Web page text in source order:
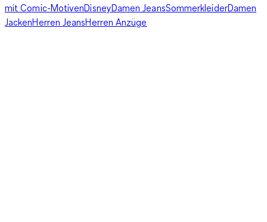
mit Comic-MotivenDisneyDamen JeansSommerkleiderDamen
JackenHerren JeansHerren Anzüge